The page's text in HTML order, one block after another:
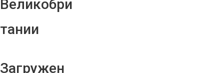
Великобри
тании
Загружен